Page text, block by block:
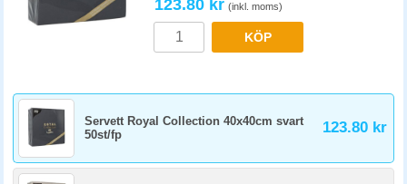
123.80 kr (inkl. moms)
KÖP
Servett Royal Collection 40x40cm svart
50st/fp
123.80 kr